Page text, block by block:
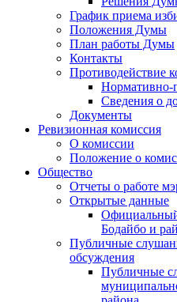
График приема
Положения Думы
План работы Думы
Контакты
Противодействие
Нормативно-
Сведения о
Документы
Ревизионная комиссия
О комиссии
Положение о
Общество
Отчеты о работе
Открытые данные
Бодайбо и
Публичные
обсуждения
Публичные